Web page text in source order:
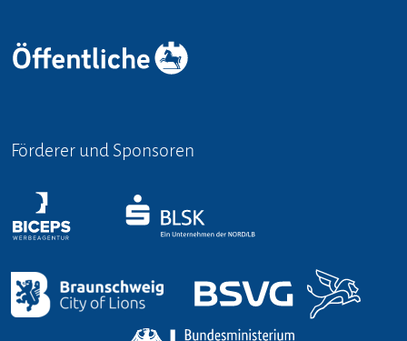
Förderer und Sponsoren